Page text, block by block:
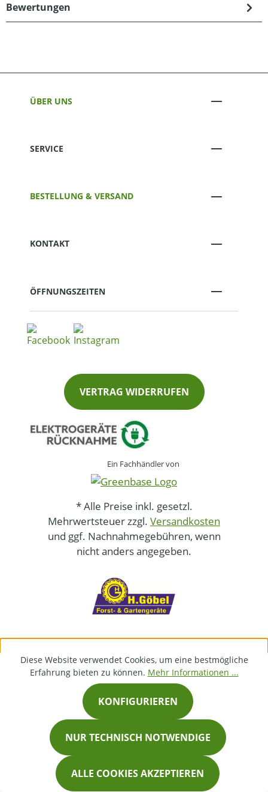
Bewertungen
ÜBER UNS
SERVICE
BESTELLUNG & VERSAND
KONTAKT
ÖFFNUNGSZEITEN
VERTRAG WIDERRUFEN
Ein Fachhändler von
* Alle Preise inkl. gesetzl.
Mehrwertsteuer zzgl. Versandkosten
und ggf. Nachnahmegebühren, wenn
nicht anders angegeben.
Diese Website verwendet Cookies, um eine bestmögliche
Erfahrung bieten zu können. Mehr Informationen ...
NUR TECHNISCH NOTWENDIGE
KONFIGURIEREN
ALLE COOKIES AKZEPTIEREN